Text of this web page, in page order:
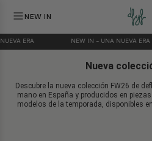
ERA NEW IN - UNA NUEVA ERA
NEW IN
Nueva
Descubre la nueva colección FW26 de
mano en España y producidos en
modelos de la temporada, disponibles